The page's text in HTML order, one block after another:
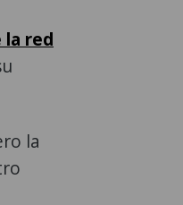
la red
la